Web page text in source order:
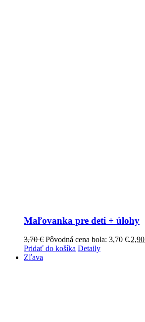
Maľovanka pre deti + úlohy
3,70€ Pôvodná cena bola: 3,70 €.2,90
Pridať do košíka Detaily
Zľava